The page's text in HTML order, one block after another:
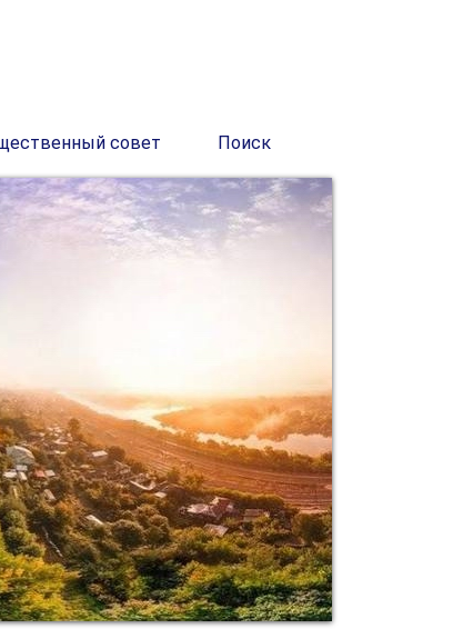
совет Поиск